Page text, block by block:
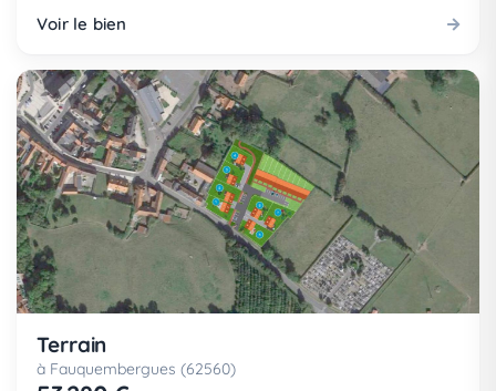
Voir le bien
Terrain
à Fauquembergues (62560)